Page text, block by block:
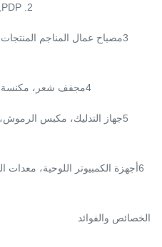
2. PSP,PDP, آلة التعلم, مشبك شعر بطارية
3مصباح عمال المناجم
4مجفف شعر، مكنسة كهربائية آلية، أجراس فيديو لاسلكية
الخصائص والفوائد